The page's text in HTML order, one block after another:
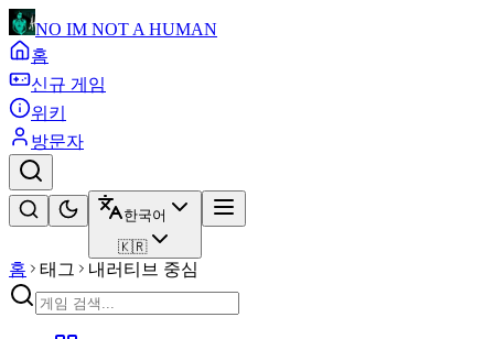
NO IM NOT A HUMAN
홈
신규 게임
위키
방문자
한국어
🇰🇷
홈 태그 내러티브 중심